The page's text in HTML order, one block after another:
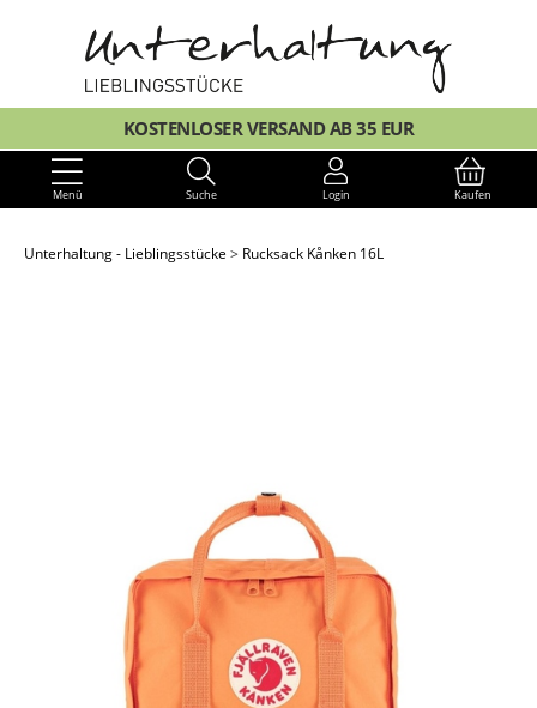
KOSTENLOSER VERSAND AB 35 EUR
Menü Suche Login Kaufen
Unterhaltung - Lieblingsstücke Rucksack Kånken 16L